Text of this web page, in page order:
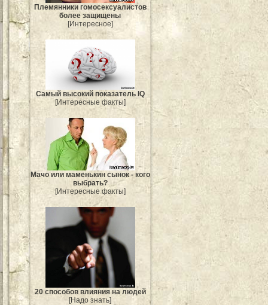
Племянники гомосексуалистов
более защищены
[Интересное]
Самый высокий показатель IQ
[Интересные факты]
Мачо или маменькин сынок - кого
выбрать?
[Интересные факты]
20 способов влияния на людей
[Надо знать]